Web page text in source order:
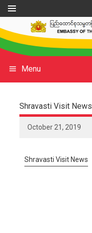
Menu
Shravasti Visit News
October 21, 2019
Shravasti Visit News